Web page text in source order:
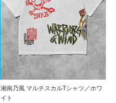
湘南乃風 マルチスカルTシャツ／ホワ
イト